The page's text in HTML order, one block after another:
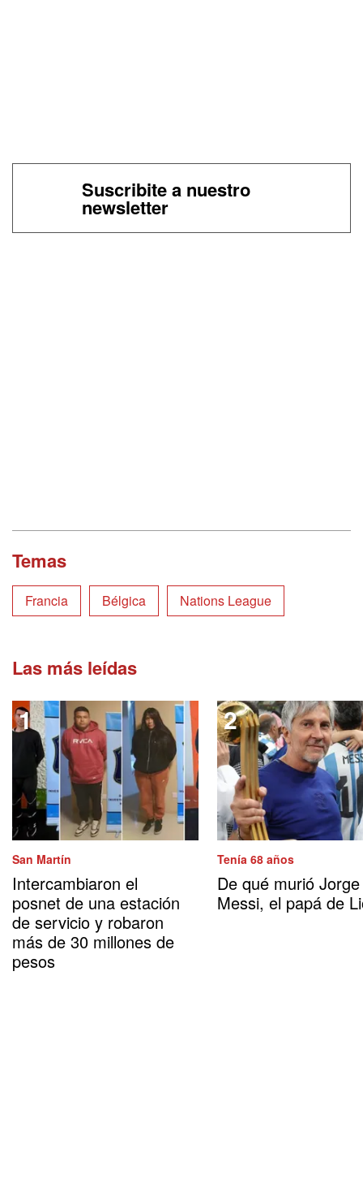
Suscribite a nuestro
newsletter
Temas
Francia Bélgica Nations League
Las más leídas
San Martín
Intercambiaron el
posnet de una estación
de servicio y robaron
más de 30 millones de
pesos
Tenía 68 años
De qué murió Jorge
Messi, el papá de